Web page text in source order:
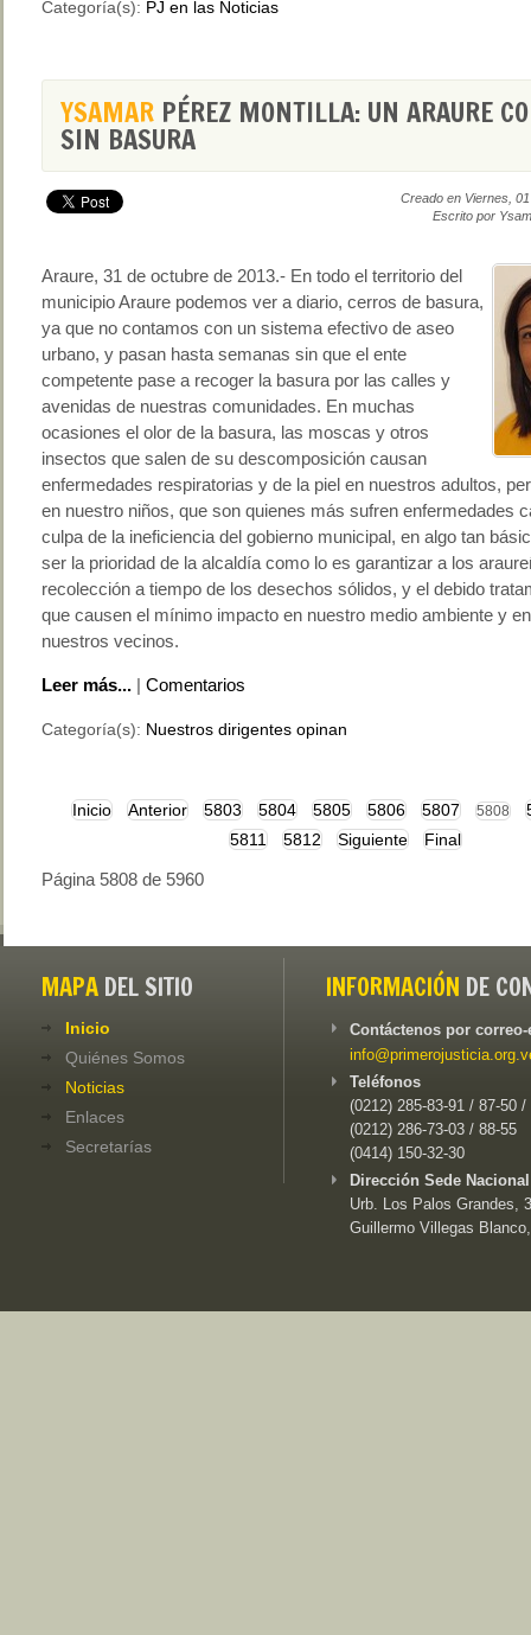
Categoría(s): PJ en las Noticias
YSAMAR PÉREZ MONTILLA: UN ARAURE
SIN BASURA
Creado en Viernes,
Escrito por
Araure, 31 de octubre de 2013.- En todo el territorio del
municipio Araure podemos ver a diario, cerros de basura,
ya que no contamos con un sistema efectivo de aseo
urbano, y pasan hasta semanas sin que el ente
competente pase a recoger la basura por las calles y
avenidas de nuestras comunidades. En muchas
ocasiones el olor de la basura, las moscas y otros
insectos que salen de su descomposición causan
enfermedades respiratorias y de la piel en nuestros adultos,
en nuestro niños, que son quienes más sufren enfermedades
culpa de la ineficiencia del gobierno municipal, en algo tan
ser la prioridad de la alcaldía como lo es garantizar a los
recolección a tiempo de los desechos sólidos, y el debido
que causen el mínimo impacto en nuestro medio ambiente y
nuestros vecinos.
Leer más... | Comentarios
Categoría(s): Nuestros dirigentes opinan
Inicio Anterior 5803 5804 5805 5806 5807 5808
5811
5812 Siguiente Final
Página 5808 de 5960
MAPA DEL SITIO
Inicio
Quiénes Somos
Noticias
Enlaces
Secretarías
INFORMACIÓN DE
Contáctenos por
Teléfonos
(0212) 285-83-91 / 87-50 /
(0212) 286-73-03 / 88-55
(0414) 150-32-30
Dirección Sede
Urb. Los Palos Grandes,
Guillermo Villegas